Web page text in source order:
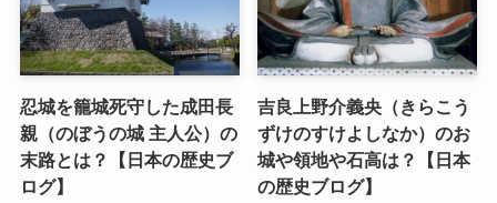
忍城を籠城死守した成田長
親（のぼうの城 主人公）の
末路とは？【日本の歴史ブ
ログ】
吉良上野介義央（きらこう
ずけのすけよしなか）のお
城や領地や石高は？【日本
の歴史ブログ】